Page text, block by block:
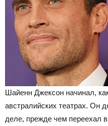
Шайенн Джексон начинал,
австралийских театрах. Он
деле, прежде чем переехал